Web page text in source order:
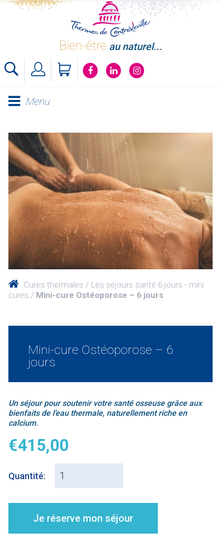
Skip
Bien-être au naturel...
Menu
Cures thermales
Les séjours santé 6 jours - mini
cures
Mini-cure Ostéoporose – 6 jours
Mini-cure Ostéoporose – 6
jours
Un séjour pour soutenir votre santé osseuse grâce aux
bienfaits de l’eau thermale, naturellement riche en
calcium.
€415,00
Quantité:
Je réserve mon séjour